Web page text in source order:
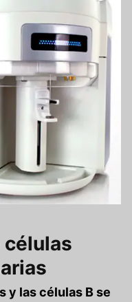
y las células B se